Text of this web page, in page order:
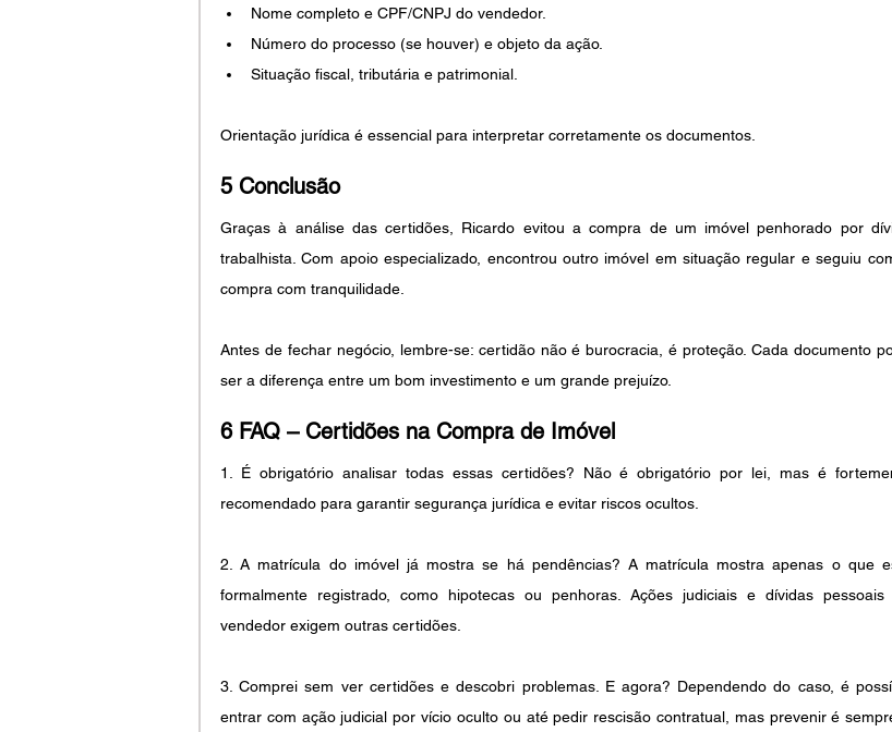
Nome completo e CPF/CNPJ do vendedor.
Número do processo (se houver) e objeto da ação.
Situação fiscal, tributária e patrimonial.
Orientação jurídica é essencial para interpretar corretamente os documentos.
5 Conclusão
Graças à análise das certidões, Ricardo evitou a compra de um imóvel penhorado por
trabalhista. Com apoio especializado, encontrou outro imóvel em situação regular e seguiu
compra com tranquilidade.
Antes de fechar negócio, lembre-se: certidão não é burocracia, é proteção. Cada documento
ser a diferença entre um bom investimento e um grande prejuízo.
6 FAQ – Certidões na Compra de Imóvel
1. É obrigatório analisar todas essas certidões? Não é obrigatório por lei, mas é
recomendado para garantir segurança jurídica e evitar riscos ocultos.
2. A matrícula do imóvel já mostra se há pendências? A matrícula mostra apenas o que
formalmente registrado, como hipotecas ou penhoras. Ações judiciais e dívidas pessoais
vendedor exigem outras certidões.
3. Comprei sem ver certidões e descobri problemas. E agora? Dependendo do caso, é
entrar com ação judicial por vício oculto ou até pedir rescisão contratual, mas prevenir é